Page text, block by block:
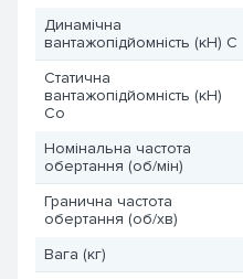
Динамічна
вантажопідйомність (кН) C
Статична
вантажопідйомність (кН)
Co
Номінальна частота
обертання (об/мін)
Гранична частота
обертання (об/хв)
Вага (кг)